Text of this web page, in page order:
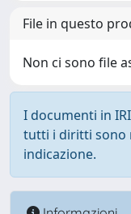
File in questo
Non ci sono file
I documenti in
tutti i diritti sono
indicazione.